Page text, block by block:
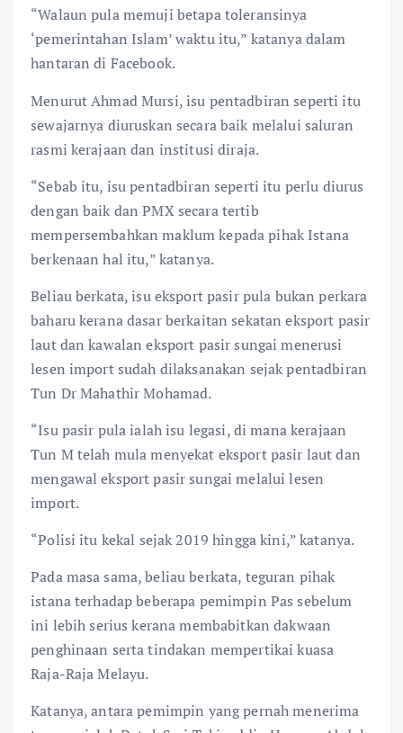
“Walaun pula memuji betapa toleransinya
‘pemerintahan Islam’ waktu itu,” katanya dalam
hantaran di Facebook.
Menurut Ahmad Mursi, isu pentadbiran seperti itu
sewajarnya diuruskan secara baik melalui saluran
rasmi kerajaan dan institusi diraja.
“Sebab itu, isu pentadbiran seperti itu perlu diurus
dengan baik dan PMX secara tertib
mempersembahkan maklum kepada pihak Istana
berkenaan hal itu,” katanya.
Beliau berkata, isu eksport pasir pula bukan perkara
baharu kerana dasar berkaitan sekatan eksport pasir
laut dan kawalan eksport pasir sungai menerusi
lesen import sudah dilaksanakan sejak pentadbiran
Tun Dr Mahathir Mohamad.
“Isu pasir pula ialah isu legasi, di mana kerajaan
Tun M telah mula menyekat eksport pasir laut dan
mengawal eksport pasir sungai melalui lesen
import.
“Polisi itu kekal sejak 2019 hingga kini,” katanya.
Pada masa sama, beliau berkata, teguran pihak
istana terhadap beberapa pemimpin Pas sebelum
ini lebih serius kerana membabitkan dakwaan
penghinaan serta tindakan mempertikai kuasa
Raja-Raja Melayu.
Katanya, antara pemimpin yang pernah menerima